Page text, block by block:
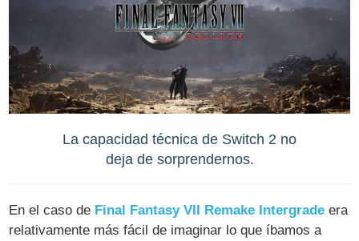
La capacidad técnica de Switch 2 no
deja de sorprendernos.
En el caso de Final Fantasy VII Remake Intergrade era
relativamente más fácil de imaginar lo que íbamos a